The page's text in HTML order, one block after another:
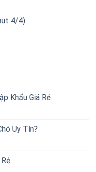
4/4)
Khẩu Giá Rẻ
Uy Tín?